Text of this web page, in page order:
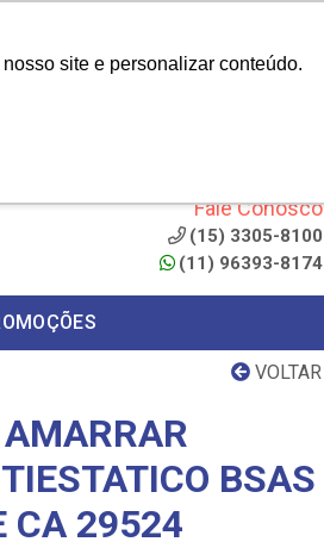
site e personalizar conteúdo.
Fale Conosco
(15) 3305-8100
(11) 96393-8174
VOLTAR
BSAS
CA 29524